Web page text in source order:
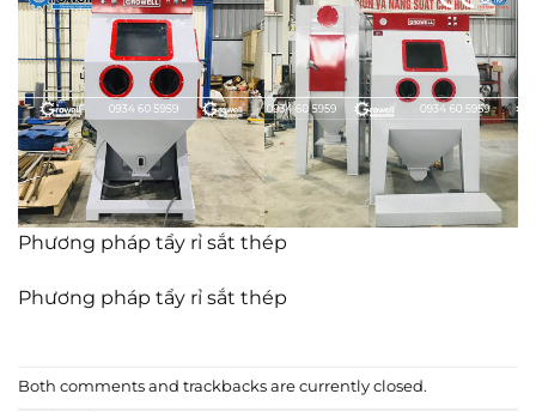
Phương pháp tẩy rỉ sắt thép
Phương pháp tẩy rỉ sắt thép
Both comments and trackbacks are currently closed.